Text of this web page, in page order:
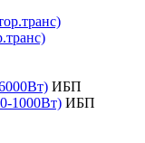
ИБП
1000Вт) ИБП